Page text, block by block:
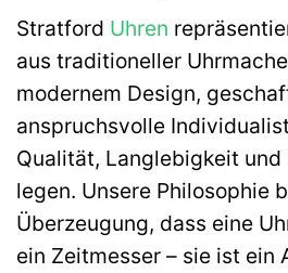
Stratford Uhren
aus traditioneller
modernem Design,
anspruchsvolle
Qualität, Langlebigkeit
legen. Unsere Philosophie
Überzeugung, dass eine
ein Zeitmesser – sie ist ein